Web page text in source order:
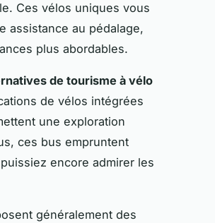
Ces vélos uniques vous
assistance au pédalage,
plus abordables.
de tourisme à vélo
de vélos intégrées
une exploration
ces bus empruntent
encore admirer les
généralement des